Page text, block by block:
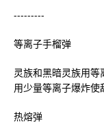
---------
等离子手榴弹
灵族和黑暗灵族用
用少量等离子爆炸使
热熔弹